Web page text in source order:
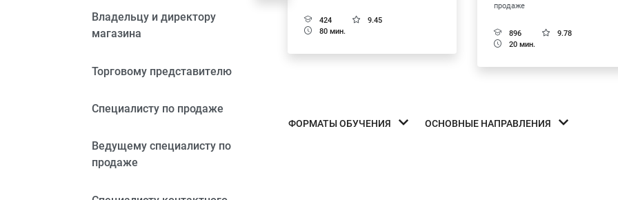
Владельцу и директору
магазина
Торговому представителю
Специалисту по продаже
Ведущему специалисту по
продаже
продаже
424
9.45
80 мин.
продаже
896
9.78
20 мин.
ФОРМАТЫ ОБУЧЕНИЯ ОСНОВНЫЕ НАПРАВЛЕНИЯ